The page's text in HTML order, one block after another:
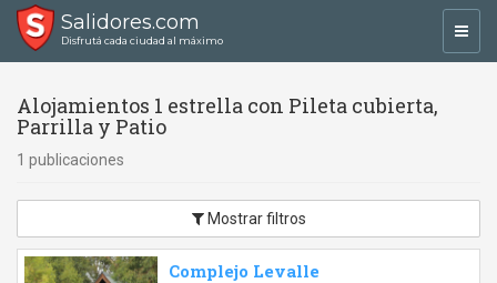
Salidores.com
Disfrutá cada ciudad al máximo
Alojamientos 1 estrella con Pileta cubierta,
Parrilla y Patio
1 publicaciones
Mostrar filtros
Complejo Levalle